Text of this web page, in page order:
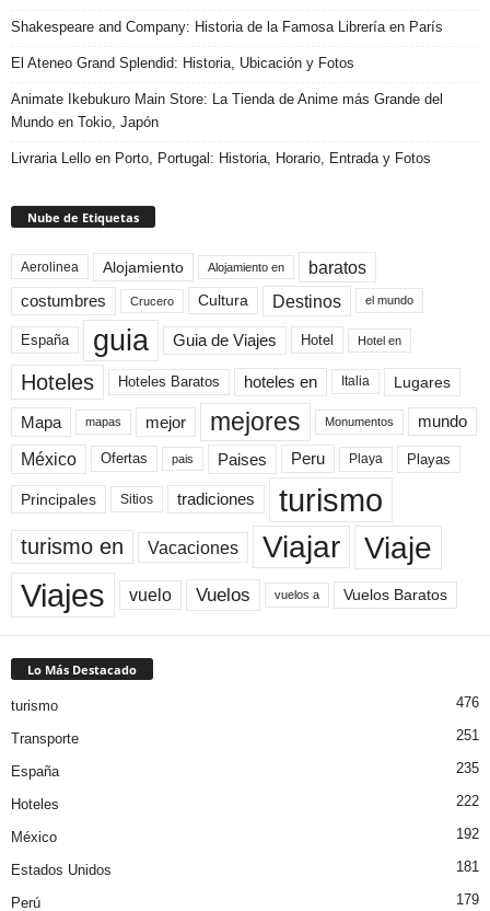
Shakespeare and Company: Historia de la Famosa Librería en París
El Ateneo Grand Splendid: Historia, Ubicación y Fotos
Animate Ikebukuro Main Store: La Tienda de Anime más Grande del
Mundo en Tokio, Japón
Livraria Lello en Porto, Portugal: Historia, Horario, Entrada y Fotos
Nube de Etiquetas
Aerolinea Alojamiento Alojamiento en baratos
costumbres Crucero Cultura Destinos el mundo
España guia Guia de Viajes Hotel Hotel en
Hoteles Hoteles Baratos hoteles en Italia Lugares
Mapa mapas mejor mejores Monumentos mundo
México Ofertas pais Paises Peru Playa Playas
Principales Sitios tradiciones turismo
turismo en Vacaciones Viajar Viaje
Viajes vuelo Vuelos vuelos a Vuelos Baratos
Lo Más Destacado
turismo 476
Transporte 251
España 235
Hoteles 222
México 192
Estados Unidos 181
Perú 179